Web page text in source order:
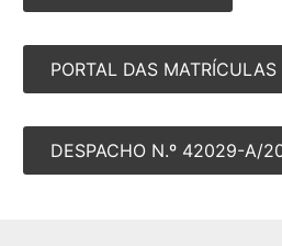
PORTAL DAS MATRÍCULAS
DESPACHO N.º 42029-A/